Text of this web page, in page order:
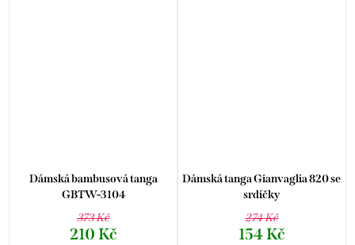
Dámská bambusová tanga
GBTW-3104
373 Kč
210 Kč
Dámská tanga Gianvaglia 820 se
srdíčky
274 Kč
154 Kč